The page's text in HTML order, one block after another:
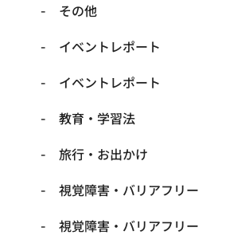
​その他
​イベントレポート
​イベントレポート
​教育・学習法
​旅行・お出かけ
​視覚障害・バリアフリー
​視覚障害・バリアフリー